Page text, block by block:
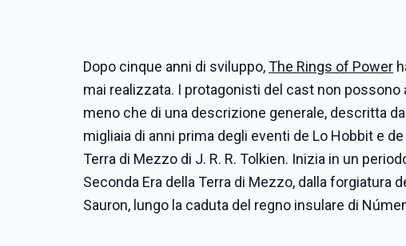
Dopo cinque anni di sviluppo,The Rings of Power
mai realizzata. I protagonisti del cast non
meno che di una descrizione generale, descritta
migliaia di anni prima degli eventi de Lo Hobbit e
Terra di Mezzo di J. R. R. Tolkien. Inizia in un
Seconda Era della Terra di Mezzo, dalla forgiatura
Sauron, lungo la caduta del regno insulare di